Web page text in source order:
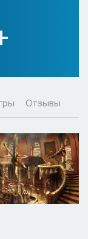
Отзывы